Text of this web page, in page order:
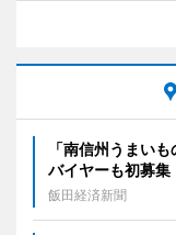
「南信州うまい
バイヤーも初募集
飯田経済新聞